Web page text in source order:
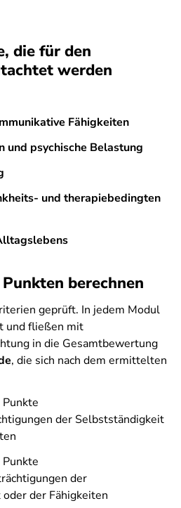
die für den
werden
Fähigkeiten
und psychische Belastung
und therapiebedingten
berechnen
geprüft. In jedem Modul
und fließen mit
in die Gesamtbewertung
, die sich nach dem ermittelten
der Selbstständigkeit
der
der Fähigkeiten